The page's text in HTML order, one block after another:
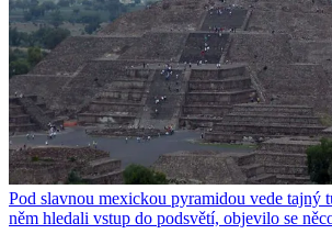
Pod slavnou mexickou pyramidou vede tajný
něm hledali vstup do podsvětí, objevilo se